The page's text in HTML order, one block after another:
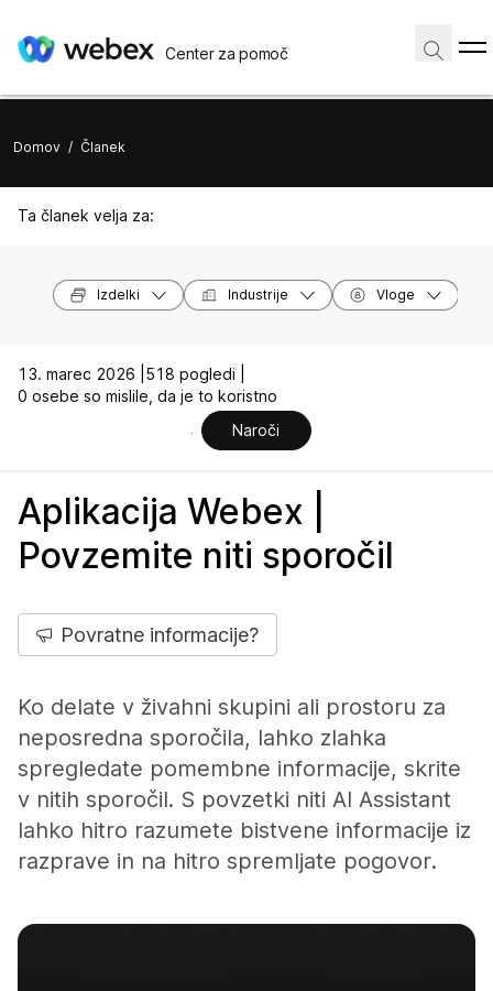
Center za pomoč
Domov / Članek
Ta članek velja za:
Izdelki Industrije Vloge
13. marec 2026 | 518 pogledi |
0 osebe so mislile, da je to koristno
Naroči
Aplikacija Webex |
Povzemite niti sporočil
Povratne informacije?
Ko delate v živahni skupini ali prostoru za
neposredna sporočila, lahko zlahka
spregledate pomembne informacije, skrite
v nitih sporočil. S povzetki niti AI Assistant
lahko hitro razumete bistvene informacije iz
razprave in na hitro spremljate pogovor.